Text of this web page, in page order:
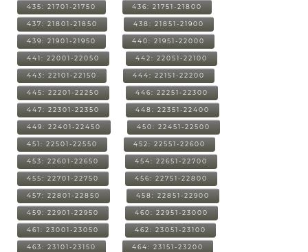
435: 21701-21750 436: 21751-21800
437: 21801-21850 438: 21851-21900
439: 21901-21950 440: 21951-22000
441: 22001-22050 442: 22051-22100
443: 22101-22150 444: 22151-22200
445: 22201-22250 446: 22251-22300
447: 22301-22350 448: 22351-22400
449: 22401-22450 450: 22451-22500
451: 22501-22550 452: 22551-22600
453: 22601-22650 454: 22651-22700
455: 22701-22750 456: 22751-22800
457: 22801-22850 458: 22851-22900
459: 22901-22950 460: 22951-23000
461: 23001-23050 462: 23051-23100
463: 23101-23150 464: 23151-23200